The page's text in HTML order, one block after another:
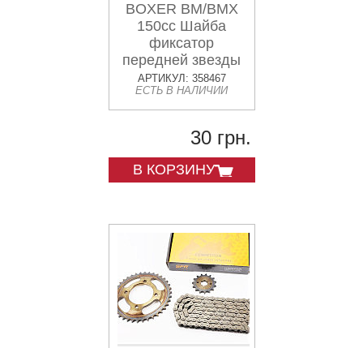
BOXER BM/BMX
150cc Шайба
фиксатор
передней звезды
"DU101213"
АРТИКУЛ: 358467
ЕСТЬ В НАЛИЧИИ
30 грн.
В КОРЗИНУ